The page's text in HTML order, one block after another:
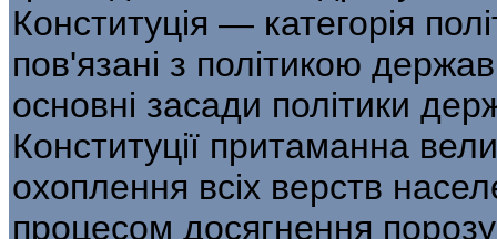
Конституція — категорія
пов'язані з політикою
основні засади політики
Конституції притаманна
охоплення всіх верств
процесом досягнення